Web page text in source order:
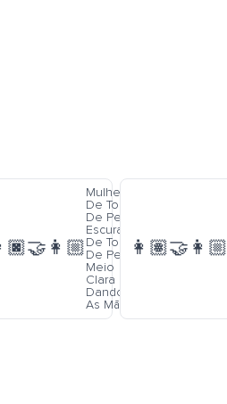
Mulheres
De Tom
De Pele
Escura E
De Tom
De Pele
Meio
Clara
Dando
As Mãos
👩🏽‍🤝‍👩🏼